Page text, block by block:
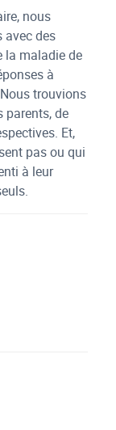
nous
avec des
la maladie de
à
trouvions
parents, de
Et,
pas ou qui
à leur